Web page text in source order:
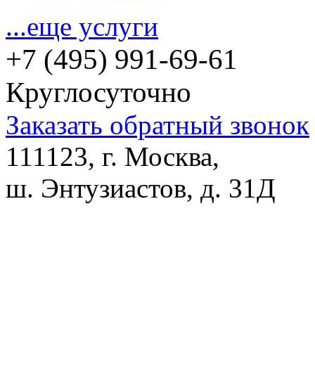
...еще услуги
+7 (495) 991-69-61
Круглосуточно
Заказать обратный звонок
111123, г. Москва,
ш. Энтузиастов, д. 31Д